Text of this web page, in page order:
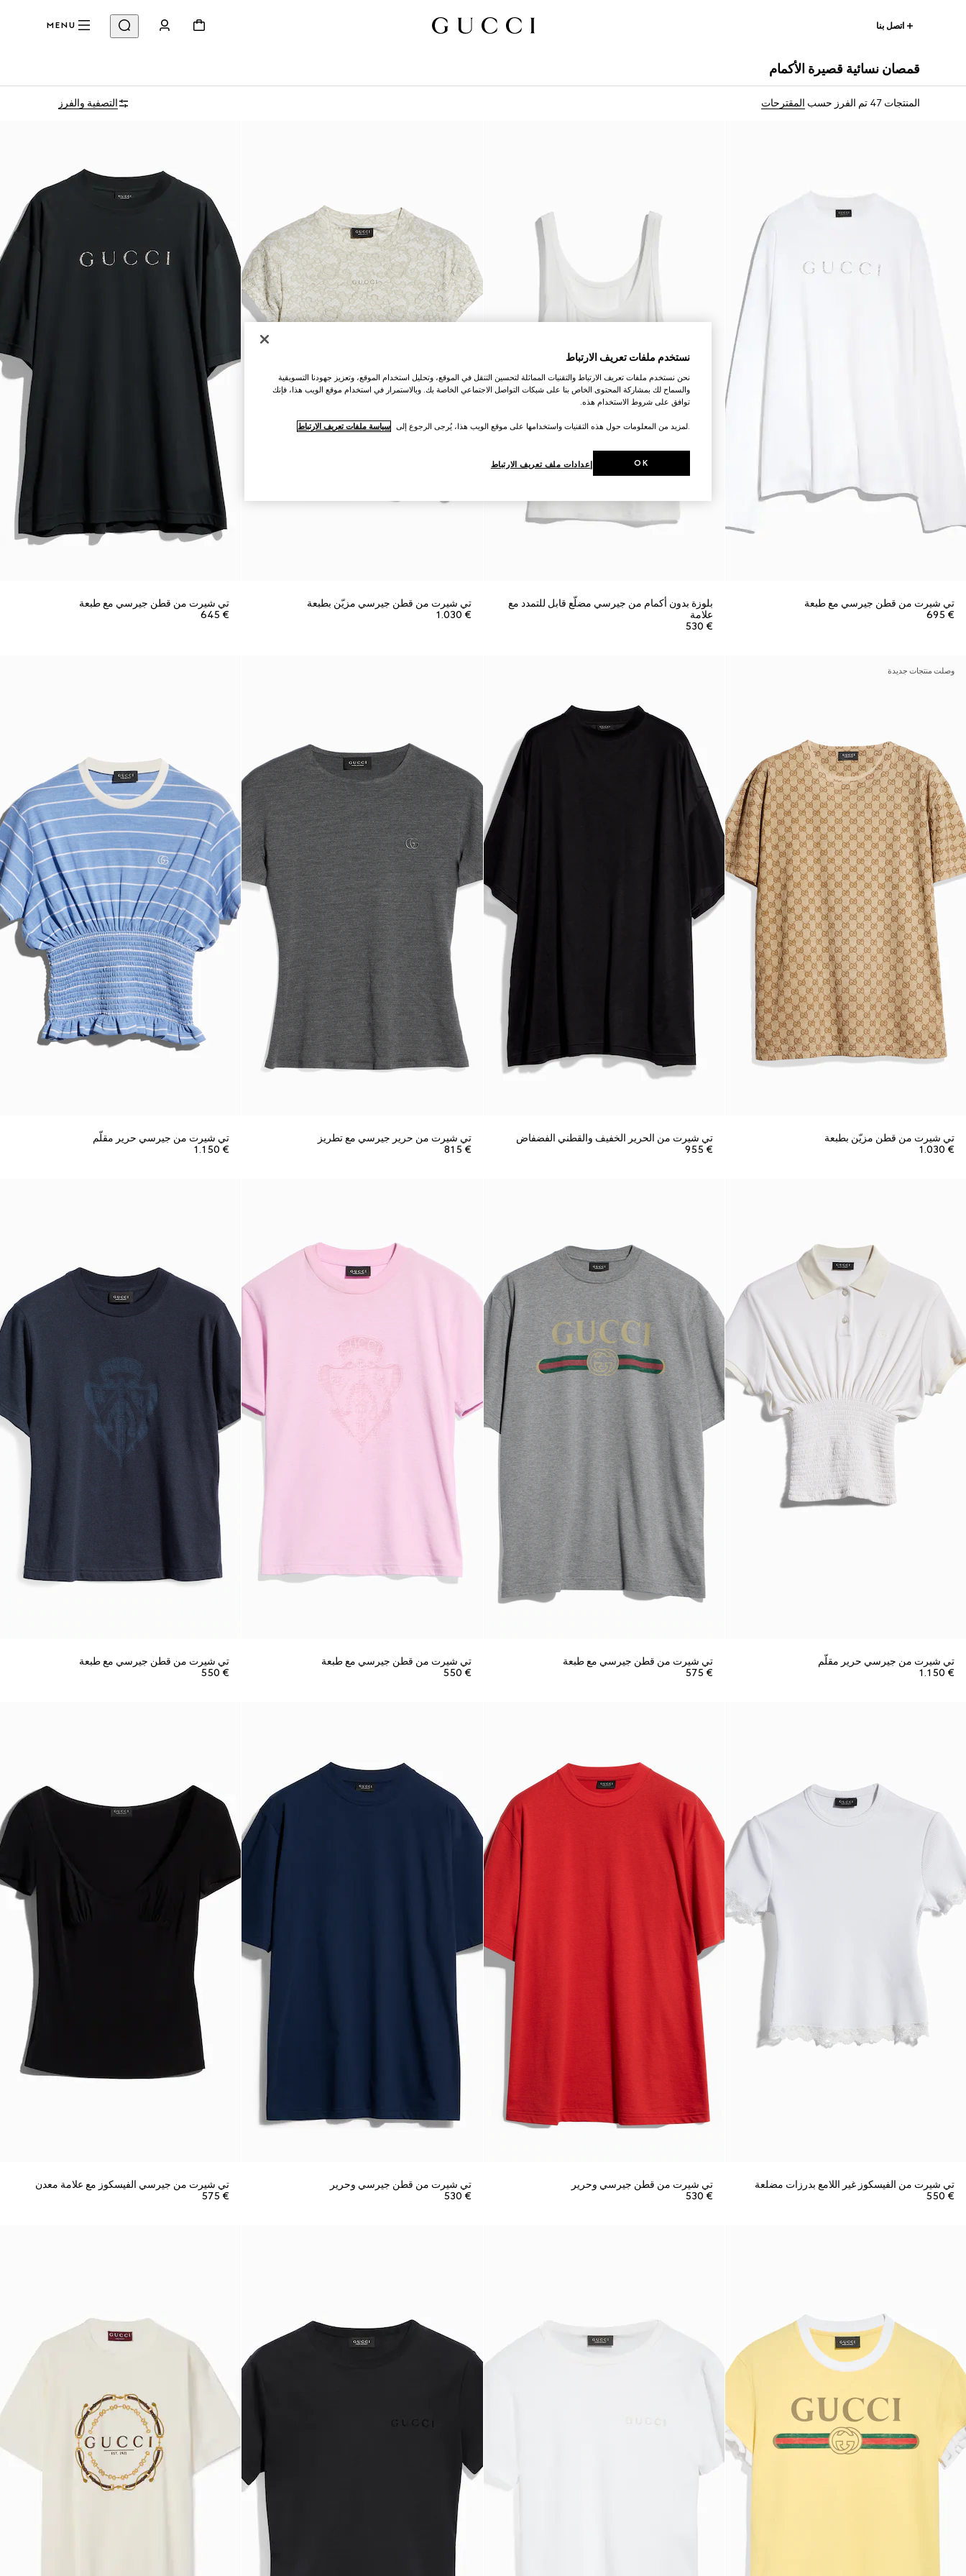
اتصل بنا MENU
قمصان نسائية قصيرة الأكمام
المنتجات 47 تم الفرز حسب المقترحات التصفية والفرز
تي شيرت من قطن جيرسي مع طبعة
€ 695
بلوزة بدون أكمام من جيرسي مضلّع قابل للتمدد مع
علامة
€ 530
تي شيرت من قطن جيرسي مزيّن بطبعة
€ 1.030
تي شيرت من قطن جيرسي مع طبعة
€ 645
وصلت منتجات جديدة
تي شيرت من قطن مزيّن بطبعة
€ 1.030
تي شيرت من الحرير الخفيف والقطني الفضفاض
€ 955
تي شيرت من حرير جيرسي مع تطريز
€ 815
تي شيرت من جيرسي حرير مقلّم
€ 1.150
تي شيرت من جيرسي حرير مقلّم
€ 1.150
تي شيرت من قطن جيرسي مع طبعة
€ 575
تي شيرت من قطن جيرسي مع طبعة
€ 550
تي شيرت من قطن جيرسي مع طبعة
€ 550
تي شيرت من الفيسكوز غير اللامع بدرزات مضلعة
€ 550
تي شيرت من قطن جيرسي وحرير
€ 530
تي شيرت من قطن جيرسي وحرير
€ 530
تي شيرت من جيرسي الفيسكوز مع علامة معدن
€ 575
نستخدم ملفات تعريف الارتباط
نحن نستخدم ملفات تعريف الارتباط والتقنيات المماثلة لتحسين التنقل في الموقع، وتحليل استخدام الموقع، وتعزيز جهودنا التسويقية
والسماح لك بمشاركة المحتوى الخاص بنا على شبكات التواصل الاجتماعي الخاصة بك. وبالاستمرار في استخدام موقع الويب هذا، فإنك
توافق على شروط الاستخدام هذه.
.لمزيد من المعلومات حول هذه التقنيات واستخدامها على موقع الويب هذا، يُرجى الرجوع إلى سياسة ملفات تعريف الارتباط
إعدادات ملف تعريف الارتباط OK